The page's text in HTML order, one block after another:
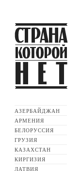
АЗЕРБАЙДЖАН
АРМЕНИЯ
БЕЛОРУССИЯ
ГРУЗИЯ
КАЗАХСТАН
КИРГИЗИЯ
ЛАТВИЯ